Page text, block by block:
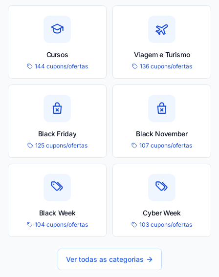
Cursos
144 cupons/ofertas
Viagem e Turismo
136 cupons/ofertas
Black Friday
125 cupons/ofertas
Black November
107 cupons/ofertas
Black Week
104 cupons/ofertas
Cyber Week
103 cupons/ofertas
Ver todas as categorias